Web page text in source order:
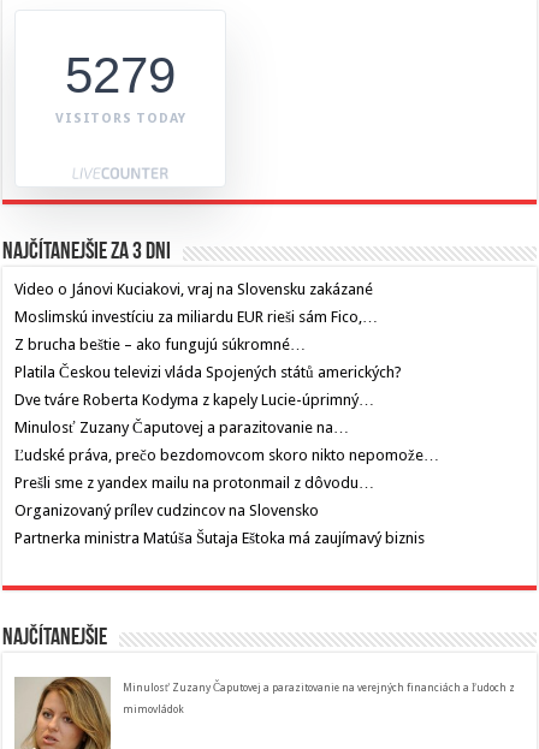
5279
VISITORS TODAY
Najčítanejšie za 3 dni
Video o Jánovi Kuciakovi, vraj na Slovensku zakázané
Moslimskú investíciu za miliardu EUR rieši sám Fico,…
Z brucha beštie – ako fungujú súkromné…
Platila Českou televizi vláda Spojených států amerických?
Dve tváre Roberta Kodyma z kapely Lucie-úprimný…
Minulosť Zuzany Čaputovej a parazitovanie na…
Ľudské práva, prečo bezdomovcom skoro nikto nepomože…
Prešli sme z yandex mailu na protonmail z dôvodu…
Organizovaný prílev cudzincov na Slovensko
Partnerka ministra Matúša Šutaja Eštoka má zaujímavý biznis
Najčítanejšie
Minulosť Zuzany Čaputovej a parazitovanie na verejných financiách a ľudoch z
mimovládok